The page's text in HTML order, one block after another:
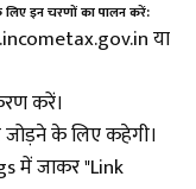
इन चरणों का पालन करें:
या
करें।
के लिए कहेगी।
में जाकर "Link